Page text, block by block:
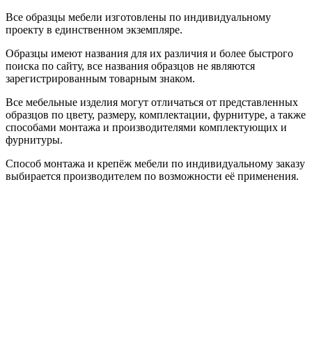
Все образцы мебели изготовлены по индивидуальному
проекту в единственном экземпляре.
Образцы имеют названия для их различия и более быстрого
поиска по сайту, все названия образцов не являются
зарегистрированным товарным знаком.
Все мебельные изделия могут отличаться от представленных
образцов по цвету, размеру, комплектации, фурнитуре, а также
способами монтажа и производителями комплектующих и
фурнитуры.
Способ монтажа и крепёж мебели по индивидуальному заказу
выбирается производителем по возможности её применения.